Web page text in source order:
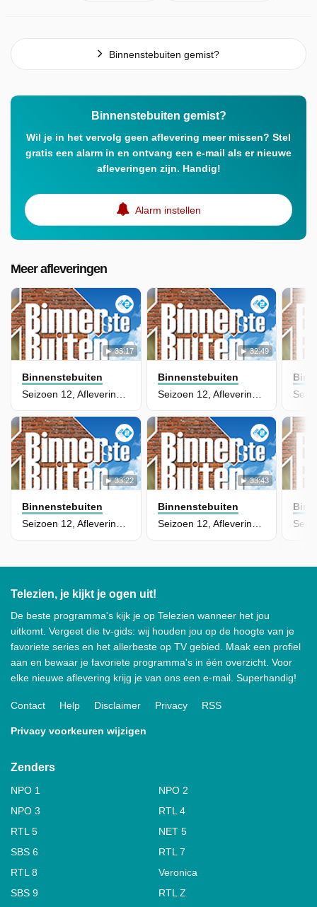
Binnenstebuiten gemist?
Binnenstebuiten gemist?
Wil je in het vervolg geen aflevering meer missen? Stel
gratis een alarm in en ontvang een e-mail als er nieuwe
afleveringen zijn. Handig!
Alarm instellen
Meer afleveringen
33:17
Binnenstebuiten
Seizoen 12, Aflevering 9
32:49
Binnenstebuiten
Seizoen 12, Aflevering 8
33:22
Binnenstebuiten
33:43
Binnenstebuiten
Telezien, je kijkt je ogen uit!
De beste programma's kijk je op Telezien wanneer het jou
uitkomt. Vergeet die tv-gids: wij houden jou op de hoogte van je
favoriete series en het allerbeste op TV gebied. Maak een profiel
aan en bewaar je favoriete programma's in één overzicht. Voor
elke nieuwe aflevering krijg je van ons een e-mail. Superhandig!
Contact Help Disclaimer Privacy RSS
Privacy voorkeuren wijzigen
Zenders
NPO 1
NPO 2
NPO 3
RTL 4
RTL 5
NET 5
SBS 6
RTL 7
RTL 8
Veronica
SBS 9
RTL Z